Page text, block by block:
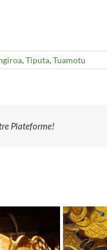
,Tiputa,Tuamotu
Plateforme!